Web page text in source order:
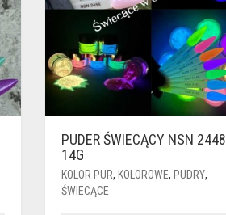
PUDER ŚWIECĄCY NSN 2448
14G
KOLOR PUR, KOLOROWE, PUDRY,
ŚWIECĄCE